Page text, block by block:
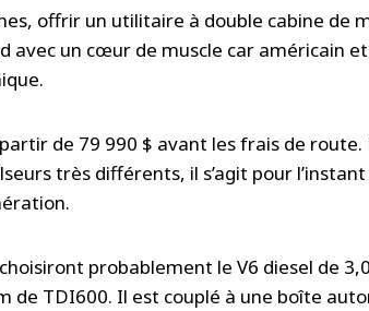
offrir un utilitaire à double cabine de
avec un cœur de muscle car américain
de 79 990 $ avant les frais de
très différents, il s’agit pour
probablement le V6 diesel de
de TDI600. Il est couplé à une boîte